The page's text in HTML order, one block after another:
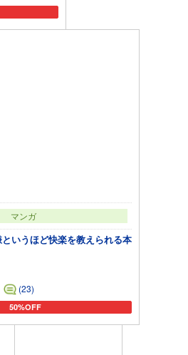
マンガ
いうほど快楽を教えられる本
(23)
50%OFF
カートに追加